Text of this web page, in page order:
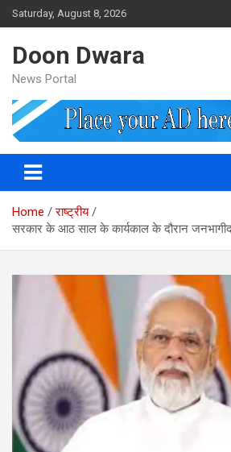
Skip
to
Saturday, August 8, 2026
Doon Dwara
News Portal
Home
राष्ट्रीय
सरकार के आठ साल के कार्यकाल के दौरान